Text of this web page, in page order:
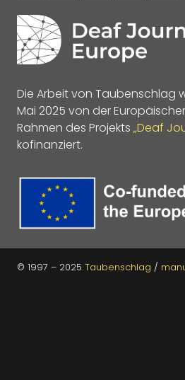
Die Arbeit von Taubenschlag
Mai 2025 von der
Rahmen des Projekts „Deaf
kofinanziert.
© 1997 – 2025 Taubenschlag /